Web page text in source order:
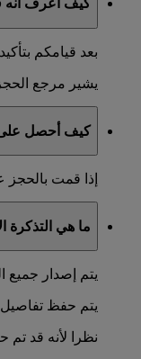
كيف أعرف أنه
بعد قيامكم
يشير مرجع الحجز
كيف أحصل على
إذا قمت بالحجز
ما هي التذكرة
يتم إصدار جميع
يتم حفظ تفاصيل
نظرا لأنه قد